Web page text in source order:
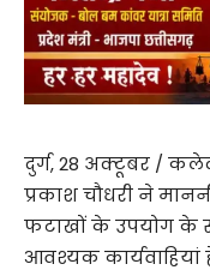
दुर्ग, 28 अक्टूबर /
प्रकाश चौधरी ने
फटाखों के उपयोग के
आवश्यक कार्यवाहियां